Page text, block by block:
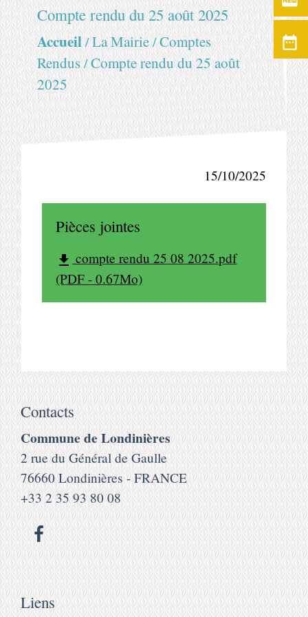
Compte rendu du 25 août 2025
Accueil/La Mairie/Comptes
Rendus/Compte rendu du 25 août
2025
15/10/2025
Pièces jointes
file_downloadcompte rendu 25 08 2025.pdf
(PDF - 0.67Mo)
date_range
Contacts
Commune de Londinières
2 rue du Général de Gaulle
76660 Londinières - FRANCE
+33 2 35 93 80 08
Liens